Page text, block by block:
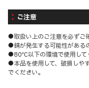
ご注意
●取扱い上のご注意を必ずご
●錆が発生する可能性がある
●80℃以下の環境で使用して
●本品を使用して、破損しや
でください。